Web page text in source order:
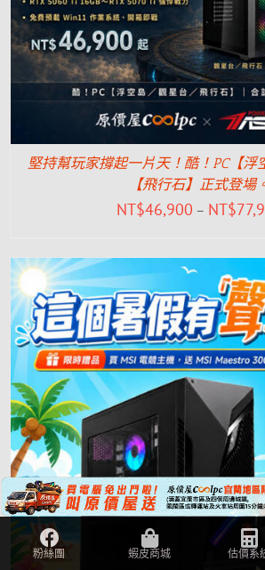
堅持幫玩家撐起一片天！酷！PC【浮
【飛行石】正式登場
NT$46,900 – NT$